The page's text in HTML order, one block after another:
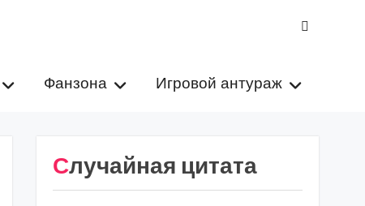
Фанзона Игровой антураж
Случайная цитата